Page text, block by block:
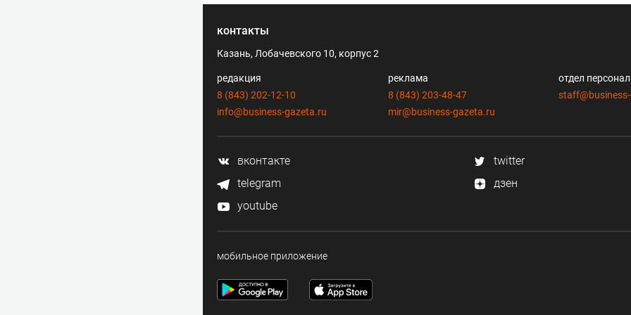
контакты
Казань, Лобачевского 10, корпус 2
редакция
8 (843) 202-12-10
info@business-gazeta.ru
реклама
8 (843) 203-48-47
mir@business-gazeta.ru
отдел
вконтакте
twitter
telegram
дзен
youtube
мобильное приложение